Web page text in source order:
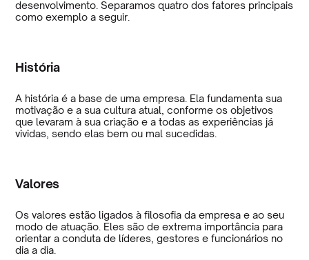
desenvolvimento. Separamos quatro dos fatores principais
como exemplo a seguir.
História
A história é a base de uma empresa. Ela fundamenta sua
motivação e a sua cultura atual, conforme os objetivos
que levaram à sua criação e a todas as experiências já
vividas, sendo elas bem ou mal sucedidas.
Valores
Os valores estão ligados à filosofia da empresa e ao seu
modo de atuação. Eles são de extrema importância para
orientar a conduta de líderes, gestores e funcionários no
dia a dia.